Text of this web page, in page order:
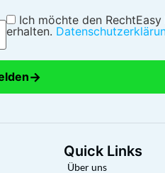
Ich möchte den
erhalten.
→
Quick Links
Über uns